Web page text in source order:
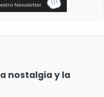
nostalgia y la